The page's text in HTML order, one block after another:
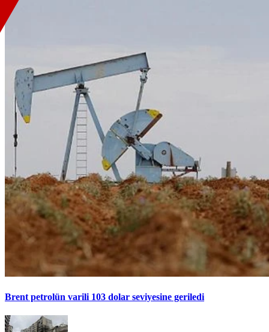
Brent petrolün varili 103 dolar seviyesine geriledi